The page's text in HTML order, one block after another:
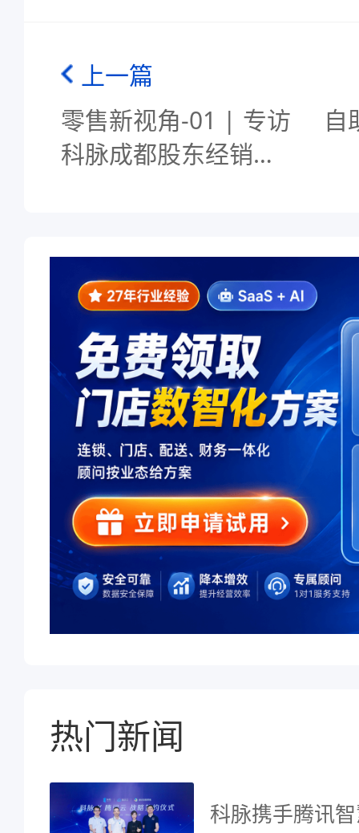
上一篇
零售新视角-01 | 专访
科脉成都股东经销商
自
热门新闻
科脉携手腾讯